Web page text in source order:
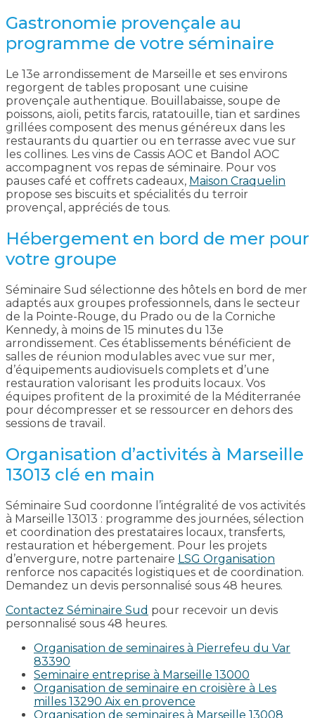
Gastronomie provençale au
programme de votre séminaire
Le 13e arrondissement de Marseille et ses environs
regorgent de tables proposant une cuisine
provençale authentique. Bouillabaisse, soupe de
poissons, aïoli, petits farcis, ratatouille, tian et sardines
grillées composent des menus généreux dans les
restaurants du quartier ou en terrasse avec vue sur
les collines. Les vins de Cassis AOC et Bandol AOC
accompagnent vos repas de séminaire. Pour vos
pauses café et coffrets cadeaux, Maison Craquelin
propose ses biscuits et spécialités du terroir
provençal, appréciés de tous.
Hébergement en bord de mer pour
votre groupe
Séminaire Sud sélectionne des hôtels en bord de mer
adaptés aux groupes professionnels, dans le secteur
de la Pointe-Rouge, du Prado ou de la Corniche
Kennedy, à moins de 15 minutes du 13e
arrondissement. Ces établissements bénéficient de
salles de réunion modulables avec vue sur mer,
d’équipements audiovisuels complets et d’une
restauration valorisant les produits locaux. Vos
équipes profitent de la proximité de la Méditerranée
pour décompresser et se ressourcer en dehors des
sessions de travail.
Organisation d’activités à Marseille
13013 clé en main
Séminaire Sud coordonne l’intégralité de vos activités
à Marseille 13013 : programme des journées, sélection
et coordination des prestataires locaux, transferts,
restauration et hébergement. Pour les projets
d’envergure, notre partenaire LSG Organisation
renforce nos capacités logistiques et de coordination.
Demandez un devis personnalisé sous 48 heures.
Contactez Séminaire Sud pour recevoir un devis
personnalisé sous 48 heures.
Organisation de seminaires à Pierrefeu du Var
83390
Seminaire entreprise à Marseille 13000
Organisation de seminaire en croisière à Les
milles 13290 Aix en provence​
Organisation de seminaires à Marseille 13008